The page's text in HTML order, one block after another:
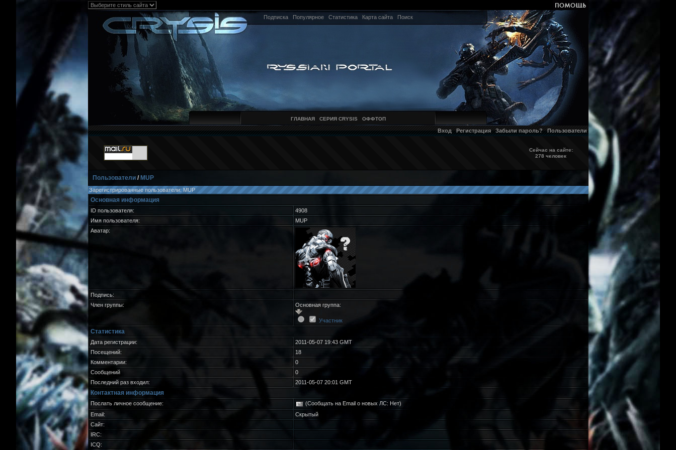
Подписка Популярное Статистика Карта сайта Поиск
ГЛАВНАЯ СЕРИЯ CRYSIS ОФФТОП
Вход Регистрация Забыли пароль? Пользователи
Сейчас на сайте:
278 человек
Пользователи/ MUP
Зарегистрированные пользователи: MUP
Основная информация
ID пользователя:
4908
Имя пользователя:
MUP
Аватар:
Подпись:
Член группы:
Основная группа:
Участник
Статистика
Дата регистрации:
2011-05-07 19:43 GMT
Посещений:
18
Комментарии:
0
Сообщений
0
Последний раз входил:
2011-05-07 20:01 GMT
Контактная информация
Послать личное сообщение:
(Сообщать на Email о новых ЛС: Нет)
Email:
Скрытый
Сайт:
IRC:
ICQ: